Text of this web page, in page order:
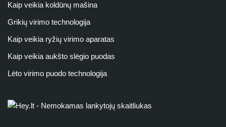
Kaip veikia koldūnų mašina
Grikių virimo technologija
Kaip veikia ryžių virimo aparatas
Kaip veikia aukšto slėgio puodas
Lėto virimo puodo technologija